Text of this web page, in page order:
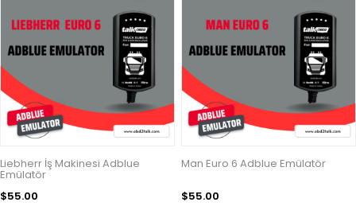
Liebherr İş Makinesi Adblue
Emülatör
$55.00
Man Euro 6 Adblue Emülatör
$55.00